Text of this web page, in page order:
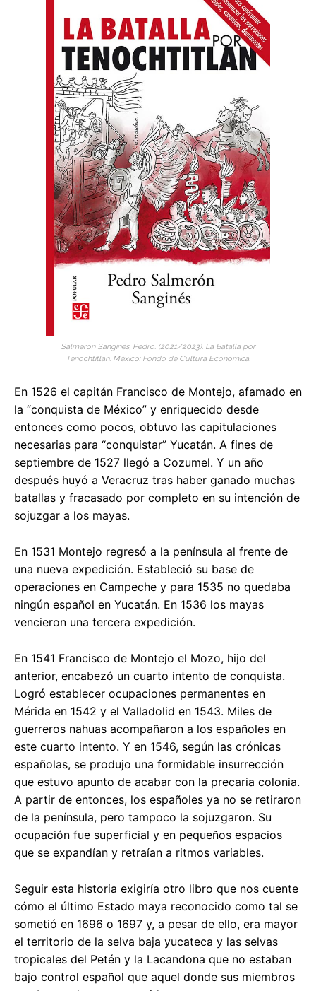
Salmerón Sanginés, Pedro. (2021/2023). La Batalla por
Tenochtitlan. México: Fondo de Cultura Económica.
En 1526 el capitán Francisco de Montejo, afamado en
la “conquista de México” y enriquecido desde
entonces como pocos, obtuvo las capitulaciones
necesarias para “conquistar” Yucatán. A fines de
septiembre de 1527 llegó a Cozumel. Y un año
después huyó a Veracruz tras haber ganado muchas
batallas y fracasado por completo en su intención de
sojuzgar a los mayas.
En 1531 Montejo regresó a la península al frente de
una nueva expedición. Estableció su base de
operaciones en Campeche y para 1535 no quedaba
ningún español en Yucatán. En 1536 los mayas
vencieron una tercera expedición.
En 1541 Francisco de Montejo el Mozo, hijo del
anterior, encabezó un cuarto intento de conquista.
Logró establecer ocupaciones permanentes en
Mérida en 1542 y el Valladolid en 1543. Miles de
guerreros nahuas acompañaron a los españoles en
este cuarto intento. Y en 1546, según las crónicas
españolas, se produjo una formidable insurrección
que estuvo apunto de acabar con la precaria colonia.
A partir de entonces, los españoles ya no se retiraron
de la península, pero tampoco la sojuzgaron. Su
ocupación fue superficial y en pequeños espacios
que se expandían y retraían a ritmos variables.
Seguir esta historia exigiría otro libro que nos cuente
cómo el último Estado maya reconocido como tal se
sometió en 1696 o 1697 y, a pesar de ello, era mayor
el territorio de la selva baja yucateca y las selvas
tropicales del Petén y la Lacandona que no estaban
bajo control español que aquel donde sus miembros